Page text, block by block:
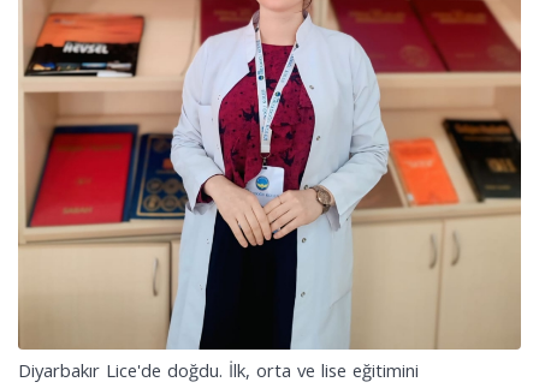
Diyarbakır Lice'de doğdu. İlk, orta ve lise eğitimini